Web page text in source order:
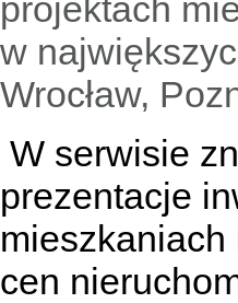
projektach
w
Wrocław,
W serwisie
prezentacje
mieszkaniach
cen